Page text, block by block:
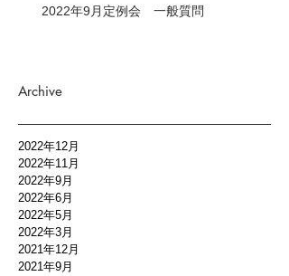
2022年9月定例会 一般質問
Archive
2022年12月
2022年11月
2022年9月
2022年6月
2022年5月
2022年3月
2021年12月
2021年9月